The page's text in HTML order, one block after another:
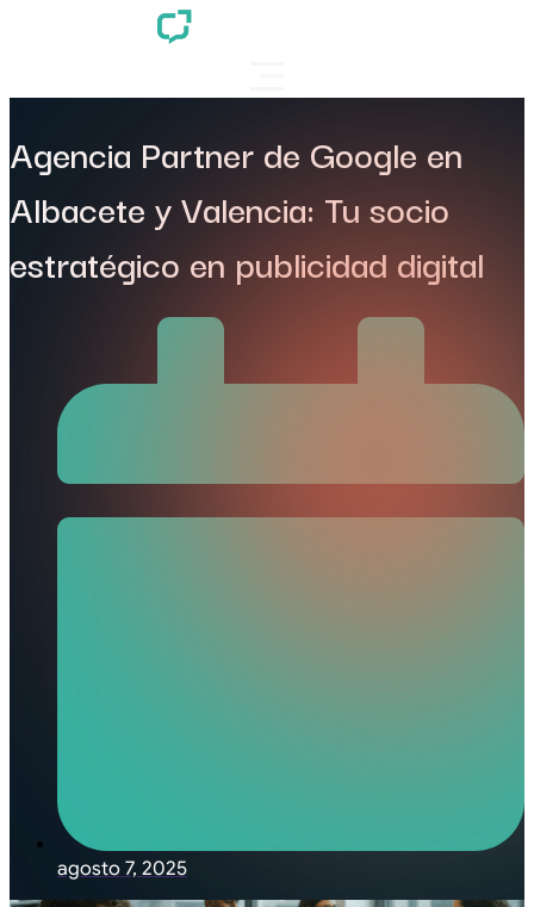
Agencia Partner de Google en
Albacete y Valencia: Tu socio
estratégico en publicidad digital
agosto 7, 2025